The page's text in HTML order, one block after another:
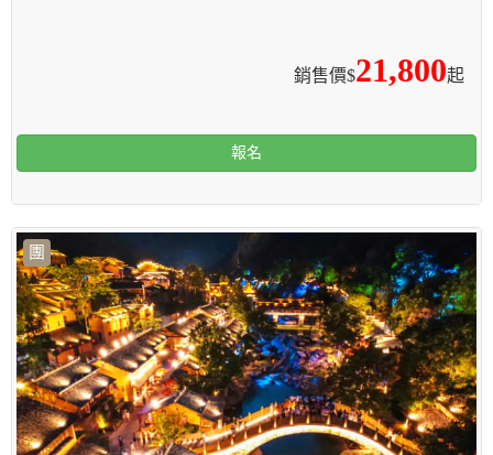
銷售價$21,800起
報名
團